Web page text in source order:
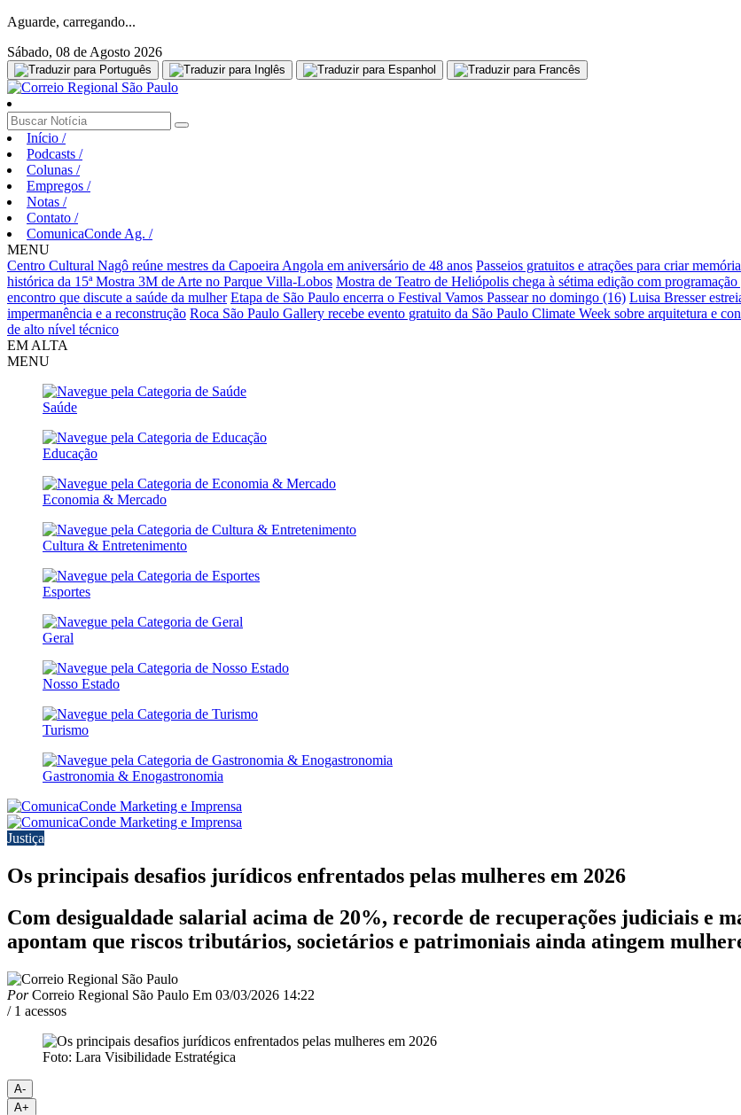
Aguarde, carregando...
Sábado, 08 de Agosto 2026
Início /
Podcasts /
Colunas /
Empregos /
Notas /
Contato /
ComunicaConde Ag. /
MENU
Centro Cultural Nagô reúne mestres da Capoeira Angola em aniversário de 48 anos Passeios gratuitos e atrações para criar
histórica da 15ª Mostra 3M de Arte no Parque Villa-Lobos Mostra de Teatro de Heliópolis chega à sétima edição com
encontro que discute a saúde da mulher Etapa de São Paulo encerra o Festival Vamos Passear no domingo (16) Luisa Bresser
impermanência e a reconstrução Roca São Paulo Gallery recebe evento gratuito da São Paulo Climate Week sobre arquitetura e
de alto nível técnico
EM ALTA
MENU
Saúde
Educação
Economia & Mercado
Cultura & Entretenimento
Esportes
Geral
Nosso Estado
Turismo
Gastronomia & Enogastronomia
Justiça
Os principais desafios jurídicos enfrentados pelas mulheres em 2026
Com desigualdade salarial acima de 20%, recorde de recuperações judiciais e
apontam que riscos tributários, societários e patrimoniais ainda atingem
PorCorreio Regional São Paulo Em 03/03/2026 14:22
/ 1 acessos
Foto: Lara Visibilidade Estratégica
A-
A+